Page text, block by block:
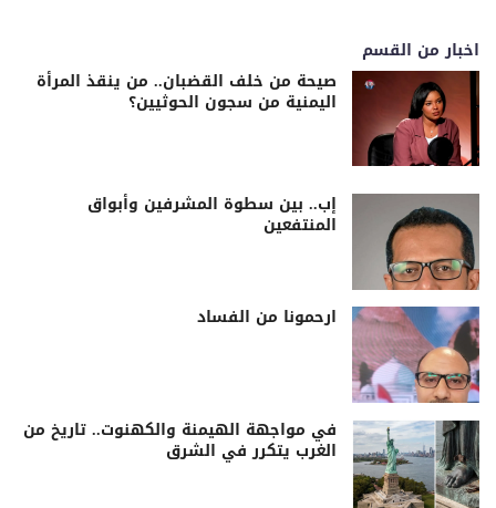
اخبار من القسم
صيحة من خلف القضبان.. من ينقذ المرأة
اليمنية من سجون الحوثيين؟
إب.. بين سطوة المشرفين وأبواق
المنتفعين
ارحمونا من الفساد
في مواجهة الهيمنة والكهنوت.. تاريخ من
الغرب يتكرر في الشرق